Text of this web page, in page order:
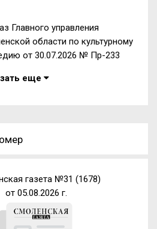
Главного управления
области по культурному
от 30.07.2026 № Пр-233
еще
газета №31 (1678)
от 05.08.2026 г.